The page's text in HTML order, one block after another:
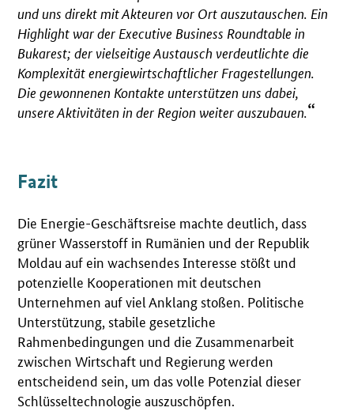
und uns direkt mit Akteuren vor Ort auszutauschen. Ein
Highlight war der Executive Business Roundtable in
Bukarest; der vielseitige Austausch verdeutlichte die
Komplexität energiewirtschaftlicher Fragestellungen.
Die gewonnenen Kontakte unterstützen uns dabei,
unsere Aktivitäten in der Region weiter auszubauen.
Fazit
Die Energie-Geschäftsreise machte deutlich, dass
grüner Wasserstoff in Rumänien und der Republik
Moldau auf ein wachsendes Interesse stößt und
potenzielle Kooperationen mit deutschen
Unternehmen auf viel Anklang stoßen. Politische
Unterstützung, stabile gesetzliche
Rahmenbedingungen und die Zusammenarbeit
zwischen Wirtschaft und Regierung werden
entscheidend sein, um das volle Potenzial dieser
Schlüsseltechnologie auszuschöpfen.